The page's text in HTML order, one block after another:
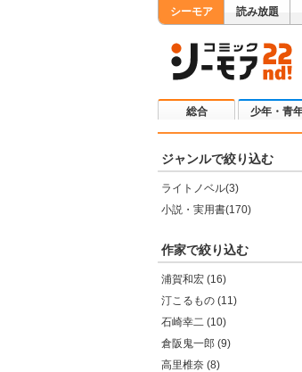
シーモア 読み放題
総合 少年・青
ジャンルで絞り込む
ライトノベル(3)
小説・実用書(170)
作家で絞り込む
浦賀和宏 (16)
汀こるもの (11)
石崎幸二 (10)
倉阪鬼一郎 (9)
高里椎奈 (8)